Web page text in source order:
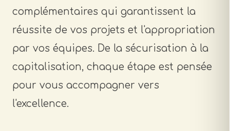
complémentaires qui garantissent la
réussite de vos projets et l'appropriation
par vos équipes. De la sécurisation à la
capitalisation, chaque étape est pensée
pour vous accompagner vers
l'excellence.